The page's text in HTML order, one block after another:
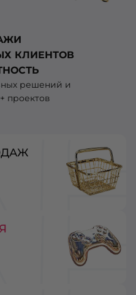
КЛИЕНТОВ
решений и
проектов